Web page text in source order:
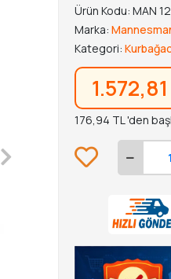
Ürün Kodu:MAN
Marka:
Kategori:
176,94 TL 'den